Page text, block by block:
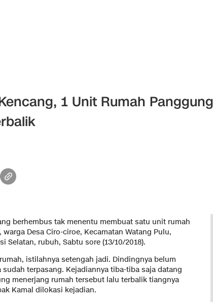
1 Unit Rumah
berhembus tak menentu membuat satu unit rumah
Desa Ciro-ciroe, Kecamatan Watang Pulu,
Selatan, rubuh, Sabtu sore (13/10/2018).
istilahnya setengah jadi. Dindingnya belum
terpasang. Kejadiannya tiba-tiba saja datang
menerjang rumah tersebut lalu terbalik tiangnya
Kamal dilokasi kejadian.